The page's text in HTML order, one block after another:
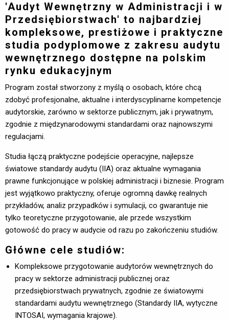
'Audyt Wewnętrzny w Administracji i w
Przedsiębiorstwach' to najbardziej
kompleksowe, prestiżowe i praktyczne
studia podyplomowe z zakresu audytu
wewnętrznego dostępne na polskim
rynku edukacyjnym
Program został stworzony z myślą o osobach, które chcą
zdobyć profesjonalne, aktualne i interdyscyplinarne kompetencje
audytorskie, zarówno w sektorze publicznym, jak i prywatnym,
zgodnie z międzynarodowymi standardami oraz najnowszymi
regulacjami.
Studia łączą praktyczne podejście operacyjne, najlepsze
światowe standardy audytu (IIA) oraz aktualne wymagania
prawne funkcjonujące w polskiej administracji i biznesie. Program
jest wyjątkowo praktyczny, oferuje ogromną dawkę realnych
przykładów, analiz przypadków i symulacji, co gwarantuje nie
tylko teoretyczne przygotowanie, ale przede wszystkim
gotowość do pracy w audycie od razu po zakończeniu studiów.
Główne cele studiów:
Kompleksowe przygotowanie audytorów wewnętrznych do
pracy w sektorze administracji publicznej oraz
przedsiębiorstwach prywatnych, zgodnie ze światowymi
standardami audytu wewnętrznego (Standardy IIA, wytyczne
INTOSAI, wymagania krajowe).